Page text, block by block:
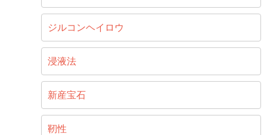
ジルコンヘイロウ
浸液法
新産宝石
靭性